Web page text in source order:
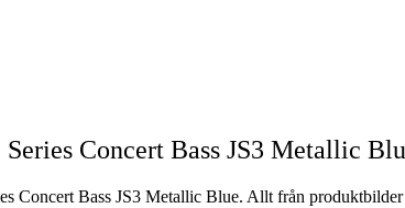
Concert Bass JS3 Metallic
Concert Bass JS3 Metallic Blue. Allt från